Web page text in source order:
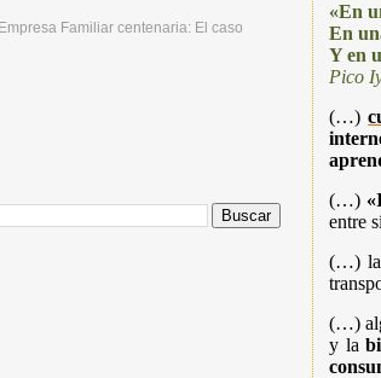
«En
En
Y en
Pico
(…)
(…)
entre
(…) la
(…)
y la
Familiar centenaria: El caso